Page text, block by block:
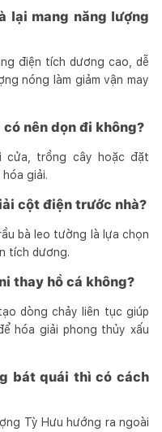
lại mang năng lượng
điện tích dương cao, dễ
nóng làm giảm vận may
nên dọn đi không?
cửa, trồng cây hoặc đặt
giải.
cột điện trước nhà?
bà leo tường là lựa chọn
tích dương.
thay hồ cá không?
dòng chảy liên tục giúp
hóa giải phong thủy xấu
bát quái thì có cách
Tỳ Hưu hướng ra ngoài